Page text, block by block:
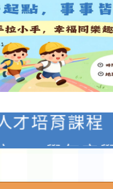
中心白海豚
才培育課程
115學年度